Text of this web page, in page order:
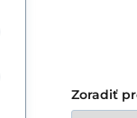
Zoradiť